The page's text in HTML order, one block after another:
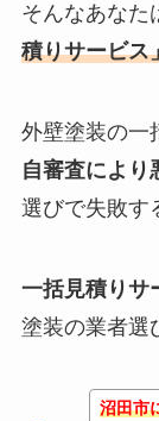
そんなあなた
積りサービス
外壁塗装の一
自審査により
選びで失敗す
一括見積りサ
塗装の業者選
沼田市